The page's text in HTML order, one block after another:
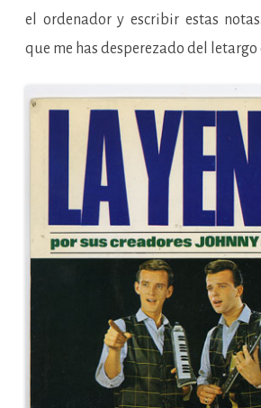
el ordenador y escribir estas
que me has desperezado del